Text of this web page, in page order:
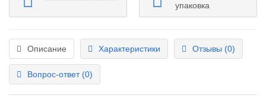
упаковка
Описание Характеристики Отзывы (0)
Вопрос-ответ (0)